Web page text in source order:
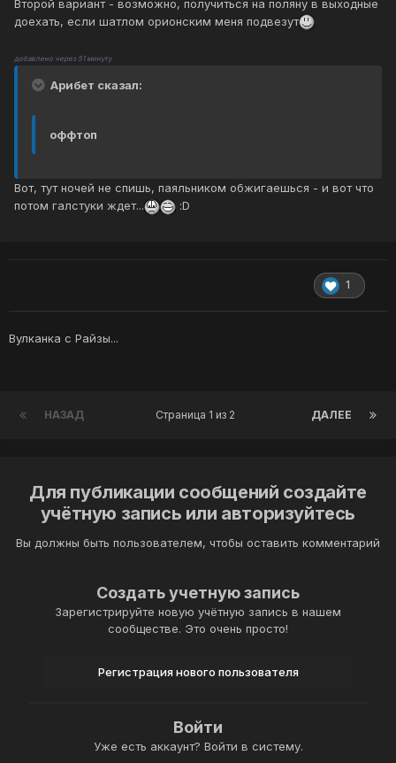
Второй вариант - возможно, получиться на поляну в выходные
доехать, если шатлом орионским меня подвезут
добавлено через 51 минуту
Арибет сказал:
оффтоп
Вот, тут ночей не спишь, паяльником обжигаешься - и вот что
потом галстуки ждет...
:D
1
Вулканка с Райзы...
НАЗАД ДАЛЕЕ
Страница 1 из 2
Для публикации сообщений создайте
учётную запись или авторизуйтесь
Вы должны быть пользователем, чтобы оставить комментарий
Создать учетную запись
Зарегистрируйте новую учётную запись в нашем
сообществе. Это очень просто!
Регистрация нового пользователя
Войти
Уже есть аккаунт? Войти в систему.